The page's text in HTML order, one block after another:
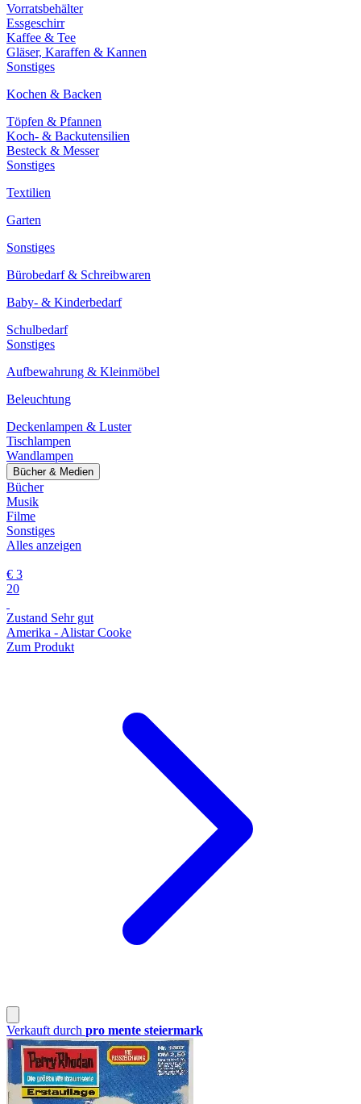
Vorratsbehälter
Essgeschirr
Kaffee & Tee
Gläser, Karaffen & Kannen
Sonstiges
Kochen & Backen
Töpfen & Pfannen
Koch- & Backutensilien
Besteck & Messer
Sonstiges
Textilien
Garten
Sonstiges
Bürobedarf & Schreibwaren
Baby- & Kinderbedarf
Schulbedarf
Sonstiges
Aufbewahrung & Kleinmöbel
Beleuchtung
Deckenlampen & Luster
Tischlampen
Wandlampen
Bücher & Medien
Bücher
Musik
Filme
Sonstiges
Alles anzeigen
€ 3
20
Zustand Sehr gut
Amerika - Alistar Cooke
Zum Produkt
Verkauft durch pro mente steiermark